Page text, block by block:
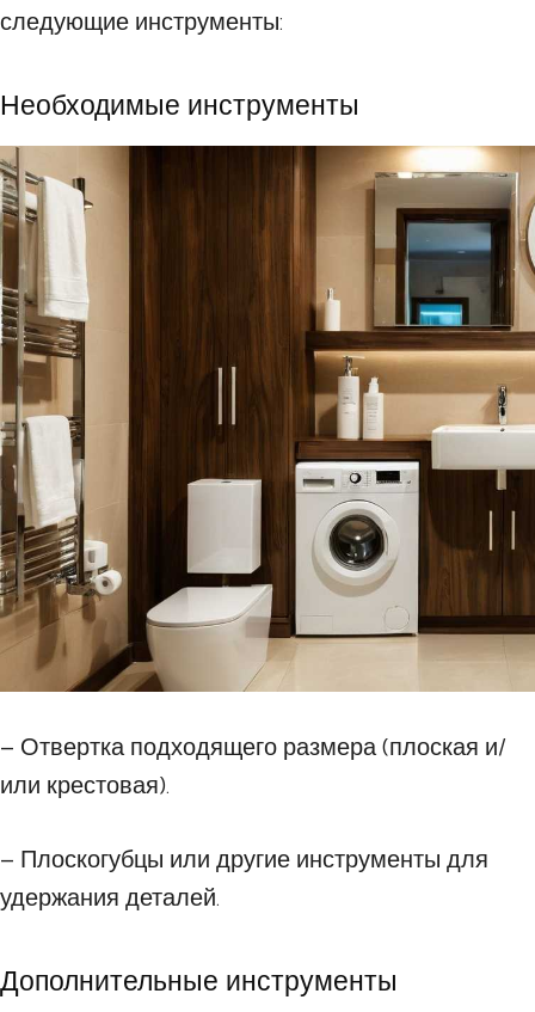
следующие инструменты:
Необходимые инструменты
– Отвертка подходящего размера (плоская и/
или крестовая).
– Плоскогубцы или другие инструменты для
удержания деталей.
Дополнительные инструменты